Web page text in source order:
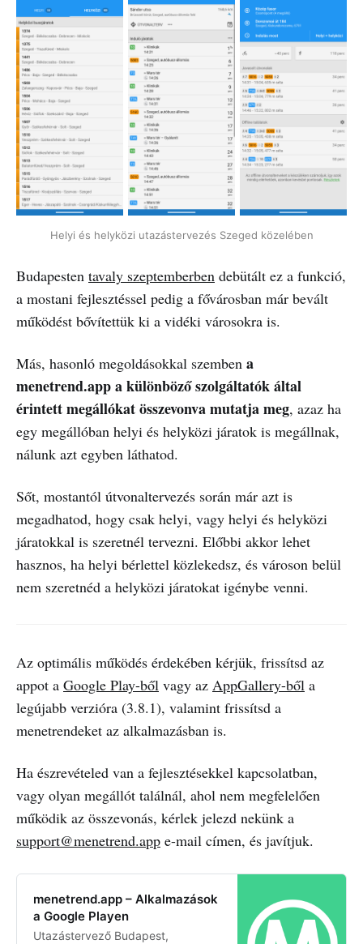
Helyi és helyközi utazástervezés Szeged közelében
Budapesten tavaly szeptemberben debütált ez a funkció,
a mostani fejlesztéssel pedig a fővárosban már bevált
működést bővítettük ki a vidéki városokra is.
Más, hasonló megoldásokkal szemben a
menetrend.app a különböző szolgáltatók által
érintett megállókat összevonva mutatja meg, azaz ha
egy megállóban helyi és helyközi járatok is megállnak,
nálunk azt egyben láthatod.
Sőt, mostantól útvonaltervezés során már azt is
megadhatod, hogy csak helyi, vagy helyi és helyközi
járatokkal is szeretnél tervezni. Előbbi akkor lehet
hasznos, ha helyi bérlettel közlekedsz, és városon belül
nem szeretnéd a helyközi járatokat igénybe venni.
Az optimális működés érdekében kérjük, frissítsd az
appot a Google Play-ből vagy az AppGallery-ből a
legújabb verzióra (3.8.1), valamint frissítsd a
menetrendeket az alkalmazásban is.
Ha észrevételed van a fejlesztésekkel kapcsolatban,
vagy olyan megállót találnál, ahol nem megfelelően
működik az összevonás, kérlek jelezd nekünk a
support@menetrend.app e-mail címen, és javítjuk.
menetrend.app – Alkalmazások
a Google Playen
Utazástervező Budapest,